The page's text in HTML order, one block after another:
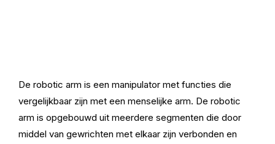
De robotic arm is een manipulator met functies die
vergelijkbaar zijn met een menselijke arm. De robotic
arm is opgebouwd uit meerdere segmenten die door
middel van gewrichten met elkaar zijn verbonden en